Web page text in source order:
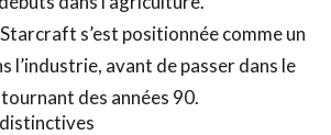
s’est positionnée comme un
l’industrie, avant de passer dans le
des années 90.